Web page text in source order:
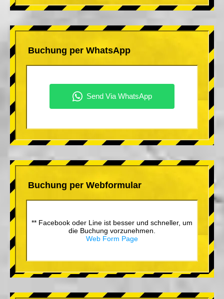
Buchung per WhatsApp
Buchung per Webformular
** Facebook oder Line ist besser und schneller, um
die Buchung vorzunehmen.
Web Form Page